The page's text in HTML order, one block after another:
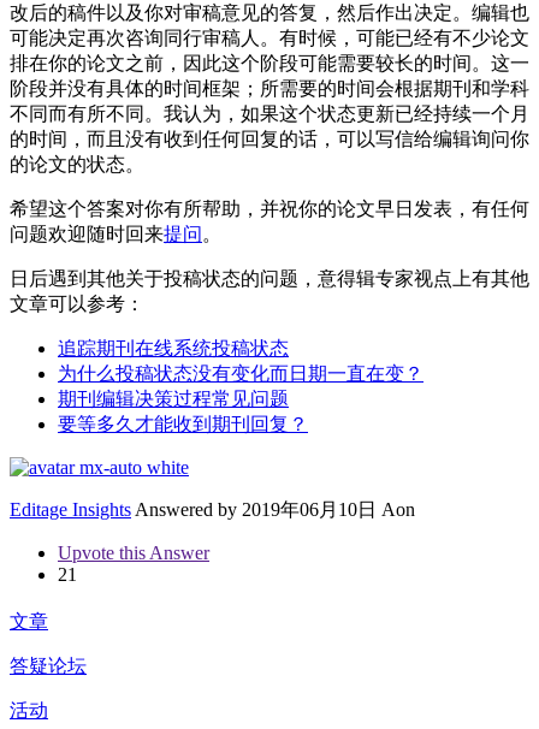
改后的稿件以及你对审稿意见的答复，然后作出决定。编辑也
可能决定再次咨询同行审稿人。有时候，可能已经有不少论文
排在你的论文之前，因此这个阶段可能需要较长的时间。这一
阶段并没有具体的时间框架；所需要的时间会根据期刊和学科
不同而有所不同。我认为，如果这个状态更新已经持续一个月
的时间，而且没有收到任何回复的话，可以写信给编辑询问你
的论文的状态。
希望这个答案对你有所帮助，并祝你的论文早日发表，有任何
问题欢迎随时回来提问 。
日后遇到其他关于投稿状态的问题，意得辑专家视点上有其他
文章可以参考：
追踪期刊在线系统投稿状态
为什么投稿状态没有变化而日期一直在变？
期刊编辑决策过程常见问题
要等多久才能收到期刊回复？
Editage Insights Answered by 2019年06月10日 Aon
Upvote this Answer
21
文章
答疑论坛
活动